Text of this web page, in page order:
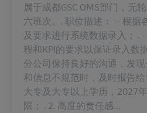
属于成都GSC OMS部门，无
六班次。. 职位描述： -- 根据
及要求进行系统数据录入； .
程和KPI的要求以保证录入数
分公司保持良好的沟通，发
和信息不规范时，及时报告
大专及大专以上学历，2027
限； . 2. 高度的责任感...